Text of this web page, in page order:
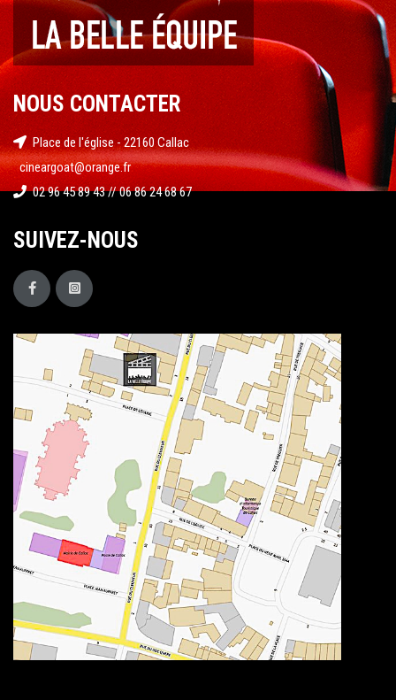
NOUS CONTACTER
Place de l'église - 22160 Callac
cineargoat@orange.fr
02 96 45 89 43 // 06 86 24 68 67
SUIVEZ-NOUS